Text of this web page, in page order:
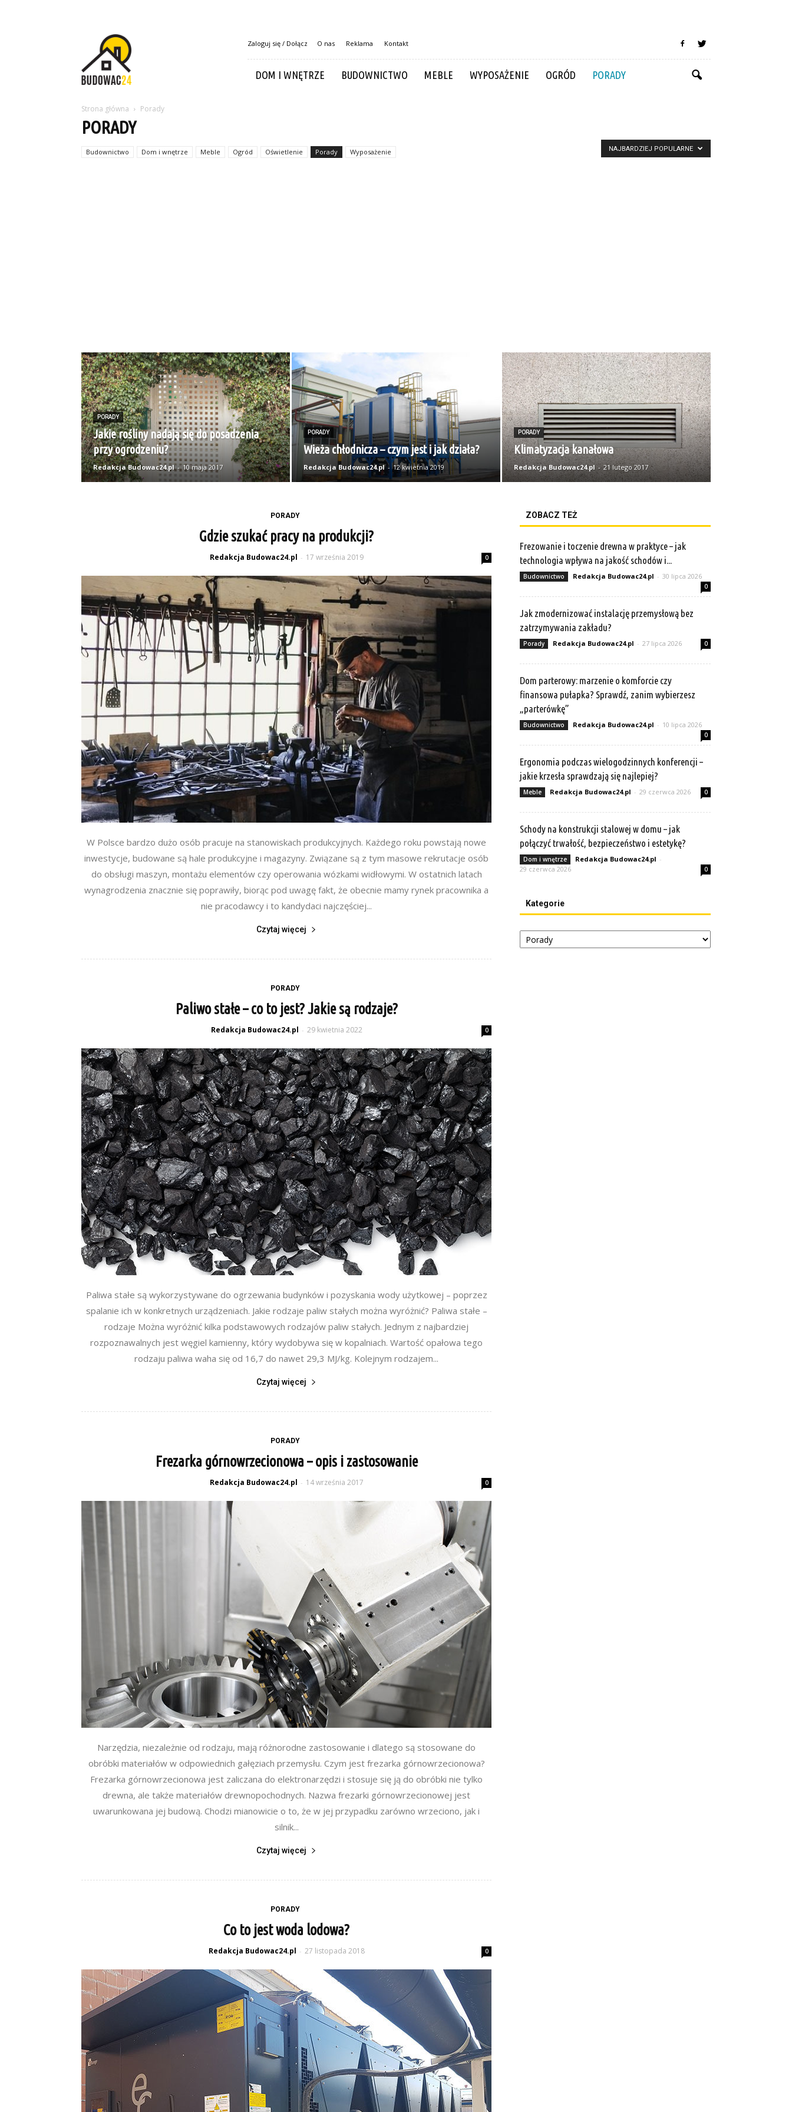
Budowac24.pl
Zaloguj się / Dołącz O nas Reklama Kontakt
DOM I WNĘTRZE BUDOWNICTWO MEBLE WYPOSAŻENIE OGRÓD PORADY
Strona główna Porady
PORADY
Budownictwo Dom i wnętrze Meble Ogród Oświetlenie Porady Wyposażenie NAJBARDZIEJ POPULARNE
PORADY
Jakie rośliny nadają się do posadzenia
przy ogrodzeniu?
Redakcja Budowac24.pl - 10 maja 2017
PORADY
Wieża chłodnicza – czym jest i jak działa?
Redakcja Budowac24.pl - 12 kwietnia 2019
PORADY
Klimatyzacja kanałowa
Redakcja Budowac24.pl - 21 lutego 2017
PORADY
Gdzie szukać pracy na produkcji?
Redakcja Budowac24.pl - 17 września 2019 0
W Polsce bardzo dużo osób pracuje na stanowiskach produkcyjnych. Każdego roku powstają nowe
inwestycje, budowane są hale produkcyjne i magazyny. Związane są z tym masowe rekrutacje osób
do obsługi maszyn, montażu elementów czy operowania wózkami widłowymi. W ostatnich latach
wynagrodzenia znacznie się poprawiły, biorąc pod uwagę fakt, że obecnie mamy rynek pracownika a
nie pracodawcy i to kandydaci najczęściej...
Czytaj więcej
PORADY
Paliwo stałe – co to jest? Jakie są rodzaje?
Redakcja Budowac24.pl - 29 kwietnia 2022 0
Paliwa stałe są wykorzystywane do ogrzewania budynków i pozyskania wody użytkowej – poprzez
spalanie ich w konkretnych urządzeniach. Jakie rodzaje paliw stałych można wyróżnić? Paliwa stałe –
rodzaje Można wyróżnić kilka podstawowych rodzajów paliw stałych. Jednym z najbardziej
rozpoznawalnych jest węgiel kamienny, który wydobywa się w kopalniach. Wartość opałowa tego
rodzaju paliwa waha się od 16,7 do nawet 29,3 MJ/kg. Kolejnym rodzajem...
Czytaj więcej
PORADY
Frezarka górnowrzecionowa – opis i zastosowanie
Redakcja Budowac24.pl - 14 września 2017 0
Narzędzia, niezależnie od rodzaju, mają różnorodne zastosowanie i dlatego są stosowane do
obróbki materiałów w odpowiednich gałęziach przemysłu. Czym jest frezarka górnowrzecionowa?
Frezarka górnowrzecionowa jest zaliczana do elektronarzędzi i stosuje się ją do obróbki nie tylko
drewna, ale także materiałów drewnopochodnych. Nazwa frezarki górnowrzecionowej jest
uwarunkowana jej budową. Chodzi mianowicie o to, że w jej przypadku zarówno wrzeciono, jak i
silnik...
Czytaj więcej
PORADY
Co to jest woda lodowa?
Redakcja Budowac24.pl - 27 listopada 2018 0
ZOBACZ TEŻ
Frezowanie i toczenie drewna w praktyce – jak
technologia wpływa na jakość schodów i...
Budownictwo Redakcja Budowac24.pl - 30 lipca 2026
0
Jak zmodernizować instalację przemysłową bez
zatrzymywania zakładu?
Porady Redakcja Budowac24.pl - 27 lipca 2026 0
Dom parterowy: marzenie o komforcie czy
finansowa pułapka? Sprawdź, zanim wybierzesz
„parterówkę”
Budownictwo Redakcja Budowac24.pl - 10 lipca 2026
0
Ergonomia podczas wielogodzinnych konferencji –
jakie krzesła sprawdzają się najlepiej?
Meble Redakcja Budowac24.pl - 29 czerwca 2026 0
Schody na konstrukcji stalowej w domu – jak
połączyć trwałość, bezpieczeństwo i estetykę?
Dom i wnętrze Redakcja Budowac24.pl -
29 czerwca 2026
0
Kategorie
Kategorie